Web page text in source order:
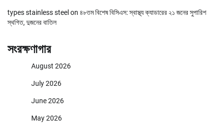
types stainless steel on ৪৮তম বিশেষ বিসিএস: স্বাস্থ্য ক্যাডারের ২১ জনের সুপারিশ
স্থগিত, দুজনের বাতিল
সংরক্ষণাগার
August 2026
July 2026
June 2026
May 2026